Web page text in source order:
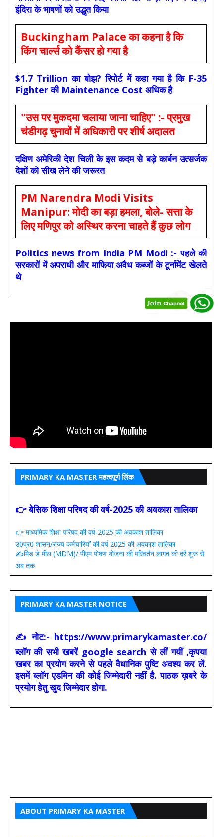
इंदिरा के भाषणों को उद्धृत किया
Buckingham Palace का कहना है कि
किंग चार्ल्स को कैंसर हो गया है
$1.7 Trillion का बोझ? रिपोर्ट में कहा गया है कि F-35
Fighter की Maintenance Cost अधिक है
"उस पर मुकदमा चलाया जाना चाहिए" :- प्रमुख
चंडीगढ़ चुनावों में अधिकारी पर शीर्ष अदालत
दक्षिण अमेरिकी देश चिली के इस कदम से बड़े कार्बन उत्सर्जक
देशों को सीख लेने की जरूरत
PM Narendra Modi Visits
Manipur: मोदी का बड़ा हमला, बोले- सत्ता के
लिए मणिपुर को अस्थिर करना चाहते हैं कुछ लोग
Politics news from India PM Modi :- पहले की
सरकारों में अपराधी और माफिया अवैध कब्जों के टूर्नामेंट खेलते
थे
PRIMARY KA MASTER महत्वपूर्ण लिंक
👉 बेसिक शिक्षा परिषद की वर्ष-2025 की अवकाश तालिका
👉 माध्यमिक शिक्षा परिषद की वर्ष-2025 की अवकाश तालिका
उ0प्र0 शासन/राज्य कर्मचारियों की वर्ष 2025 की अवकाश तालिका
✍️मिड डे मील (MDM)/ पीएम पोषण योजना की परिवर्तन लागत की दरें शुरू से
अब तक
PRIMARY KA MASTER NOTICE
✍ नोट:- https://www.primarykamaster.co/
ब्लॉग की सभी खबरें google search से लीं गयीं ,कृपया
खबर का प्रयोग करने से पहले वैधानिक पुष्टि अवश्य कर लें.
इसमें ब्लॉग एडमिन की कोई जिम्मेदारी नहीं है. पाठक ख़बरे के
प्रयोग हेतु खुद जिम्मेदार होगा.
ABOUT PRIMARY KA MASTER